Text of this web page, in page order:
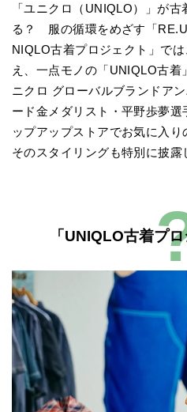
「ユニクロ（UNIQLO）」が
る？ 服の循環をめざす「
NIQLO古着プロジェクト」で
え、一点モノの「UNIQLO古
ニクロ グローバルブランドア
ード金メダリスト・平野歩夢
ップアップストアでお気に入り
そのスタイリングも特別に披露
「UNIQLO古着プ